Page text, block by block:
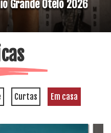
Grande Otelo 2026
Curtas Em casa